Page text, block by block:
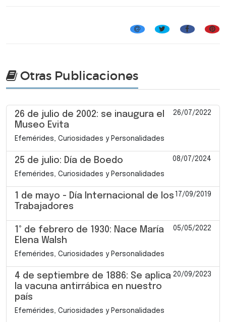
Otras Publicaciones
26 de julio de 2002: se inaugura el
Museo Evita
26/07/2022
Efemérides, Curiosidades y Personalidades
25 de julio: Día de Boedo 08/07/2024
Efemérides, Curiosidades y Personalidades
1 de mayo - Día Internacional de los
Trabajadores
17/09/2019
1° de febrero de 1930: Nace María
Elena Walsh
05/05/2022
Efemérides, Curiosidades y Personalidades
4 de septiembre de 1886: Se aplica
la vacuna antirrábica en nuestro
país
20/09/2023
Efemérides, Curiosidades y Personalidades